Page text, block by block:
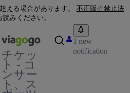
える場合があります。 不正販売禁止法
読みください。
チケッ
ト - コ
ンサー
ト、ス
1 new
notification